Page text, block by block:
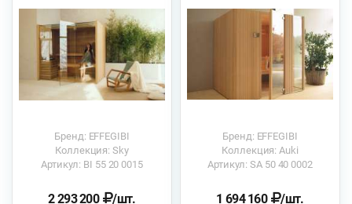
Бренд: EFFEGIBI
Коллекция: Sky
Артикул: BI 55 20 0015
2 293 200 /шт.
Бренд: EFFEGIBI
Коллекция: Auki
Артикул: SA 50 40 0002
1 694 160 /шт.